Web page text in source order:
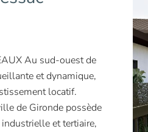
Au sud-ouest de
et dynamique,
locatif.
de Gironde possède
et tertiaire,